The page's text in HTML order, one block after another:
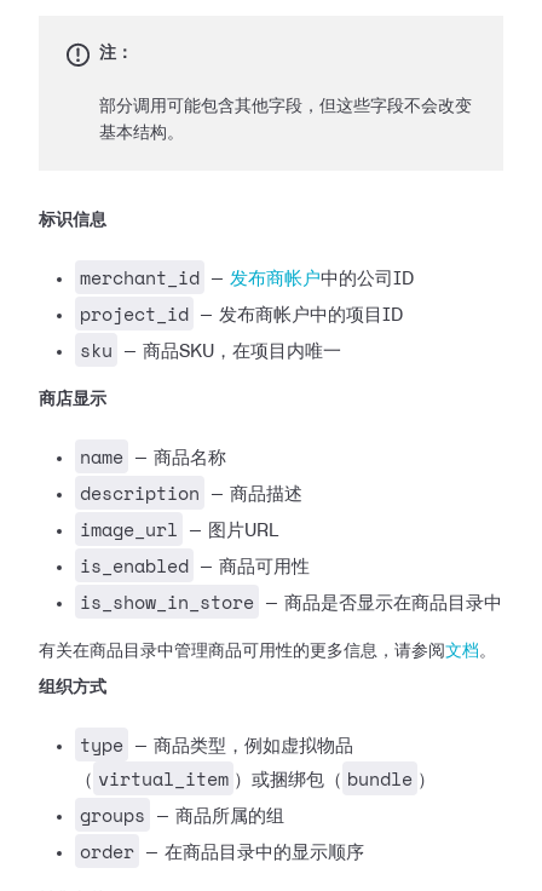
注：
部分调用可能包含其他字段，但这些字段不会改变
基本结构。
标识信息
merchant_id — 发布商帐户中的公司ID
project_id — 发布商帐户中的项目ID
sku — 商品SKU，在项目内唯一
商店显示
name — 商品名称
description — 商品描述
image_url — 图片URL
is_enabled — 商品可用性
is_show_in_store — 商品是否显示在商品目录中
有关在商品目录中管理商品可用性的更多信息，请参阅 文档。
组织方式
type
— 商品类型，例如虚拟物品
（ virtual_item ）或捆绑包（ bundle ）
groups — 商品所属的组
order — 在商品目录中的显示顺序